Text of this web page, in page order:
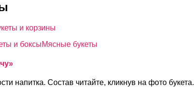
и боксыМясные букеты
напитка. Состав читайте, кликнув на фото букета.